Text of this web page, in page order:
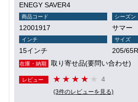
ENEGY SAVER4
商品コード
12001917
シーズン
サマー
インチ
15インチ
サイズ
205/
在庫・納期 取り寄せ品(要問い合わせ)
レビュー 4
(3件のレビューを見る)